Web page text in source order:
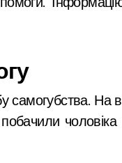
самогубства. На